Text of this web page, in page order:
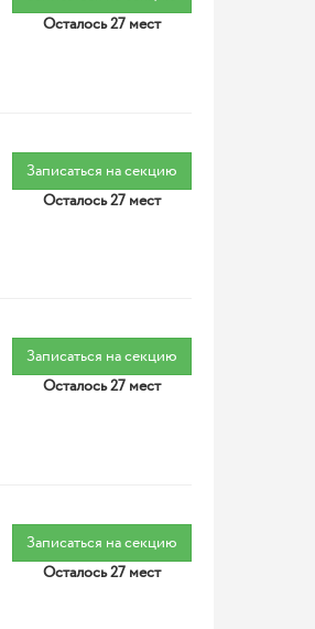
Осталось 27 мест
Записаться на секцию
Осталось 27 мест
Записаться на секцию
Осталось 27 мест
Записаться на секцию
Осталось 27 мест